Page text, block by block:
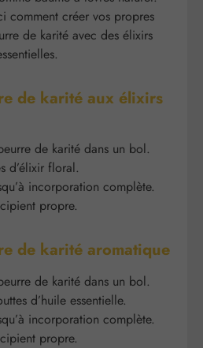
comment créer vos propres
de karité avec des élixirs
de karité aux élixirs
de karité dans un bol.
d’élixir floral.
incorporation complète.
propre.
de karité aromatique
de karité dans un bol.
d’huile essentielle.
incorporation complète.
propre.